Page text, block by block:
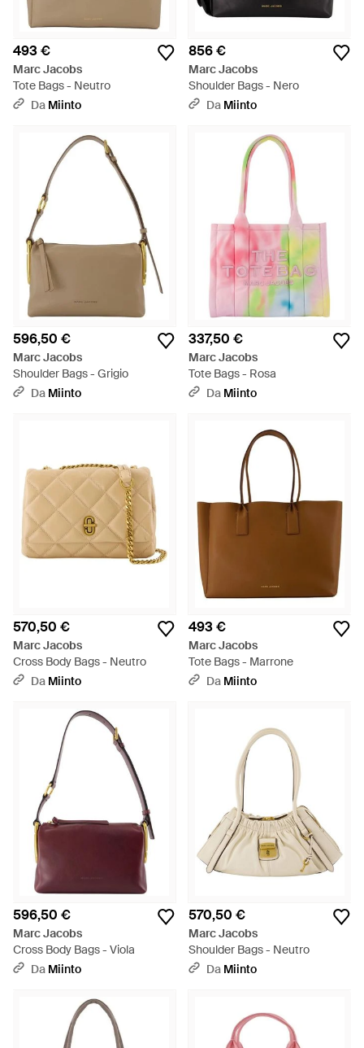
493 €
Marc Jacobs
Tote Bags - Neutro
Da Miinto
856 €
Marc Jacobs
Shoulder Bags - Nero
Da Miinto
596,50 €
Marc Jacobs
Shoulder Bags - Grigio
Da Miinto
337,50 €
Marc Jacobs
Tote Bags - Rosa
Da Miinto
570,50 €
Marc Jacobs
Cross Body Bags - Neutro
Da Miinto
493 €
Marc Jacobs
Tote Bags - Marrone
Da Miinto
596,50 €
Marc Jacobs
Cross Body Bags - Viola
Da Miinto
570,50 €
Marc Jacobs
Shoulder Bags - Neutro
Da Miinto